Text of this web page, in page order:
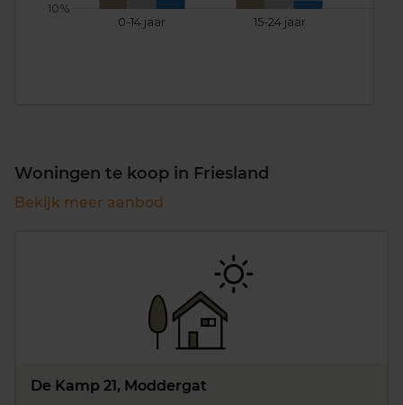
0-14 jaar 15-24 jaar
10%
Woningen te koop in Friesland
Bekijk meer aanbod
De Kamp 21, Moddergat